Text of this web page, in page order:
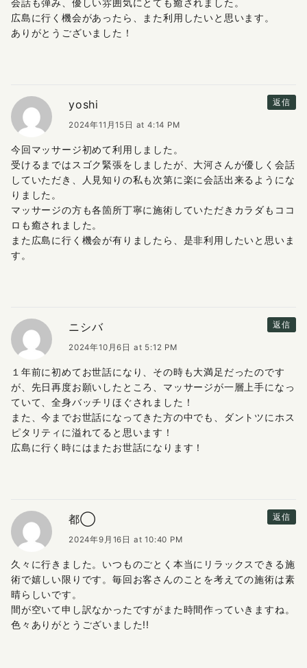
会話も弾み、優しい雰囲気にとても癒されました。
広島に行く機会があったら、また利用したいと思います。
ありがとうございました！
返信
yoshi
2024年11月15日 at 4:14 PM
今回マッサージ初めて利用しました。
受けるまではスゴク緊張をしましたが、大河さんが優しく会話
していただき、人見知りの私も次第に楽に会話出来るようにな
りました。
マッサージの方も各箇所丁寧に施術していただきカラダもココ
ロも癒されました。
また広島に行く機会が有りましたら、是非利用したいと思いま
す。
返信
ニシバ
2024年10月6日 at 5:12 PM
１年前に初めてお世話になり、その時も大満足だったのです
が、先日再度お願いしたところ、マッサージが一層上手になっ
ていて、全身バッチリほぐされました！
また、今までお世話になってきた方の中でも、ダントツにホス
ピタリティに溢れてると思います！
広島に行く時にはまたお世話になります！
返信
都◯
2024年9月16日 at 10:40 PM
久々に行きました。いつものごとく本当にリラックスできる施
術で嬉しい限りです。毎回お客さんのことを考えての施術は素
晴らしいです。
間が空いて申し訳なかったですがまた時間作っていきますね。
色々ありがとうございました!!